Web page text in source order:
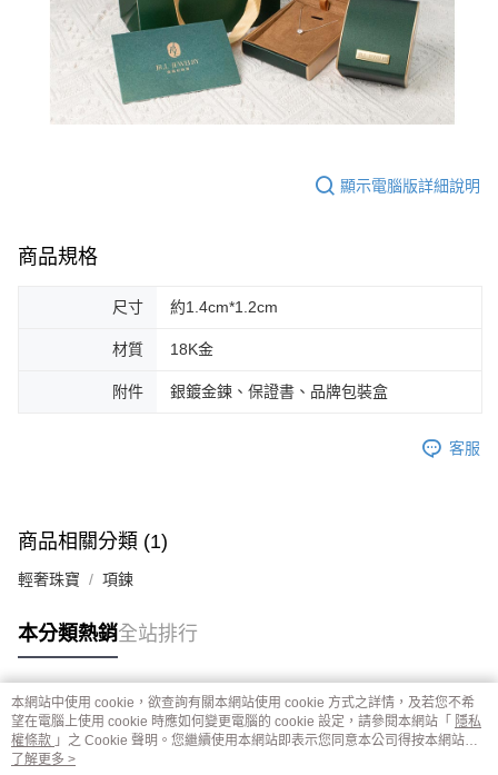
顯示電腦版詳細說明
商品規格
尺寸 約1.4cm*1.2cm
材質 18K金
附件 銀鍍金鍊、保證書、品牌包裝盒
客服
商品相關分類 (1)
輕奢珠寶 項鍊
本分類熱銷全站排行
熱門標籤
本網站中使用 cookie，欲查詢有關本網站使用 cookie 方式之詳情，及若您不希
望在電腦上使用 cookie 時應如何變更電腦的 cookie 設定，請參閱本網站「 隱私
權條款 」之 Cookie 聲明。您繼續使用本網站即表示您同意本公司得按本網站使
用條款之 Cookie 聲明使用 cookie。
了解更多 >